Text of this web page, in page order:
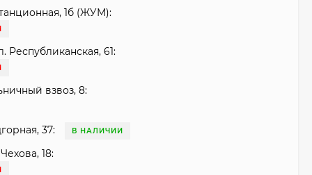
1б (ЖУМ):
Республиканская, 61:
взвоз, 8:
37: В НАЛИЧИИ
18: